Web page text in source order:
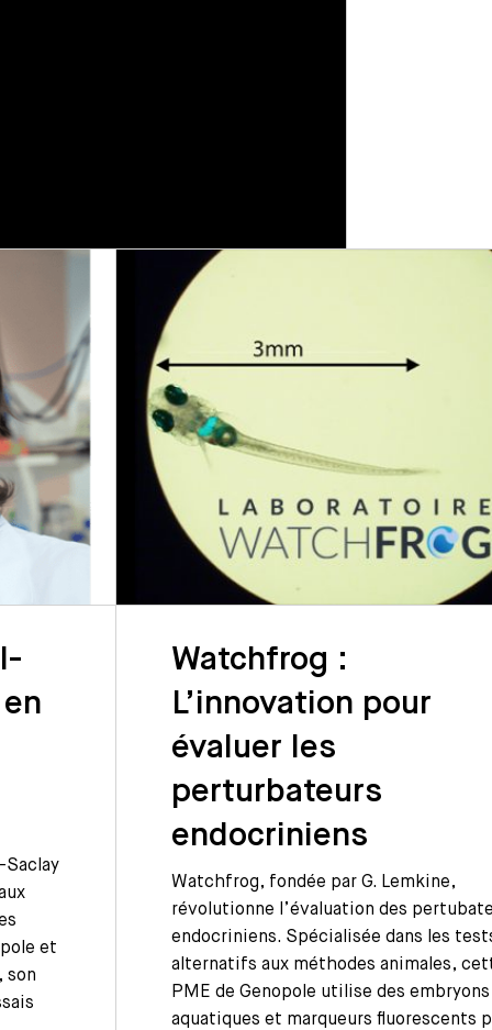
Saclay
et
son
Watchfrog :
L’innovation pour
évaluer les
perturbateurs
endocriniens
Watchfrog, fondée par G. Lemkine,
révolutionne l’évaluation des
endocriniens. Spécialisée dans les
alternatifs aux méthodes animales,
PME de Genopole utilise des embryons
aquatiques et marqueurs fluorescents